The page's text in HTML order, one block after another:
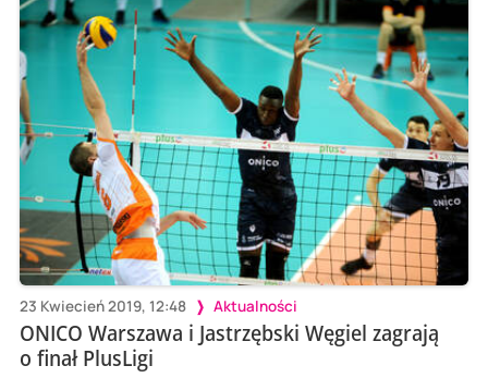
23 Kwiecień 2019, 12:48 Aktualności
ONICO Warszawa i Jastrzębski Węgiel zagrają
o finał PlusLigi